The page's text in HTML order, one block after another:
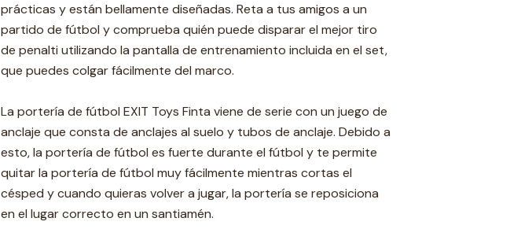
prácticas y están bellamente diseñadas. Reta a tus amigos a un
partido de fútbol y comprueba quién puede disparar el mejor tiro
de penalti utilizando la pantalla de entrenamiento incluida en el set,
que puedes colgar fácilmente del marco.
La portería de fútbol EXIT Toys Finta viene de serie con un juego de
anclaje que consta de anclajes al suelo y tubos de anclaje. Debido a
esto, la portería de fútbol es fuerte durante el fútbol y te permite
quitar la portería de fútbol muy fácilmente mientras cortas el
césped y cuando quieras volver a jugar, la portería se reposiciona
en el lugar correcto en un santiamén.